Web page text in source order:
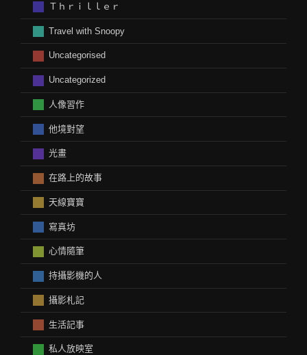
Ｔｈｒｉｌｌｅｒ
Travel with Snoopy
Uncategorised
Uncategorized
人像習作
他境對望
光畫
在路上的故事
天線寶寶
寫真坊
心情隨筆
持攝影機的人
攝影札記
生活記事
私人放映室